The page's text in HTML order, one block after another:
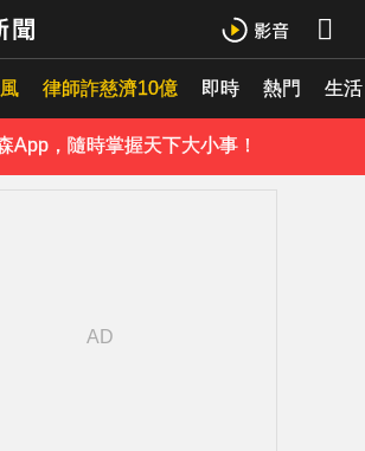
律師詐慈濟10億 即時 熱門 生活
App，隨時掌握天下大小事！
《理財達人秀》X 安聯投信免費講座報名中！搶先卡位 2027
App，隨時掌握天下大小事！